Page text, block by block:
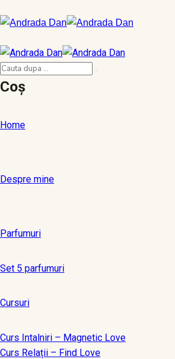
Coș
Home
Despre mine
Parfumuri
Set 5 parfumuri
Cursuri
Curs Intalniri – Magnetic Love
Curs Relații – Find Love